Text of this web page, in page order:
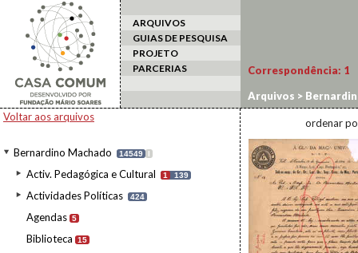
ARQUIVOS
GUIAS DE PESQUISA
PROJETO
PARCERIAS
Voltar aos arquivos
Bernardino Machado 14549 I
Activ. Pedagógica e Cultural 1 139
Actividades Políticas 424
Agendas 5
Biblioteca 15
Correspondência: 1
Arquivos >
ordenar